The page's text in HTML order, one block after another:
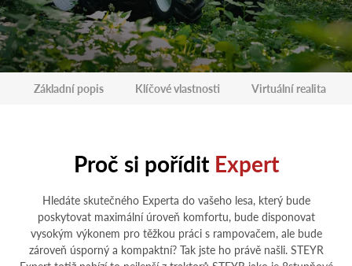
Základní popis Klíčové vlastnosti Virtuální realita
Proč si pořídit Expert
Hledáte skutečného Experta do vašeho lesa, který bude
poskytovat maximální úroveň komfortu, bude disponovat
vysokým výkonem pro těžkou práci s rampovačem, ale bude
zároveň úsporný a kompaktní? Tak jste ho právě našli. STEYR